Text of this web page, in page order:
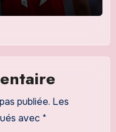
publiée. Les
avec *